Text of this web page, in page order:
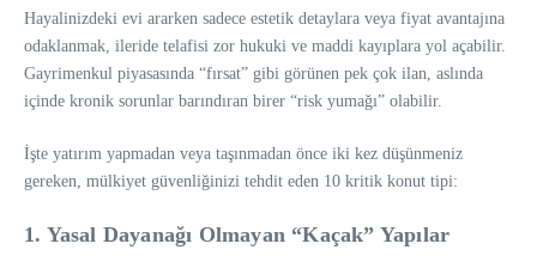
Hayalinizdeki evi ararken sadece estetik detaylara veya fiyat avantajına
odaklanmak, ileride telafisi zor hukuki ve maddi kayıplara yol açabilir.
Gayrimenkul piyasasında “fırsat” gibi görünen pek çok ilan, aslında
içinde kronik sorunlar barındıran birer “risk yumağı” olabilir.
İşte yatırım yapmadan veya taşınmadan önce iki kez düşünmeniz
gereken, mülkiyet güvenliğinizi tehdit eden 10 kritik konut tipi:
1. Yasal Dayanağı Olmayan “Kaçak” Yapılar